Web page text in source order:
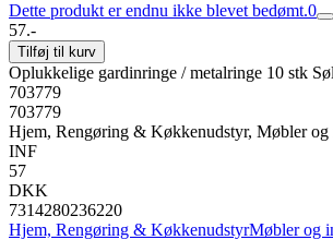
Dette produkt er endnu ikke blevet bedømt.0
57.-
Tilføj til kurv
Oplukkelige gardinringe / metalringe 10 stk
703779
703779
Hjem, Rengøring & Køkkenudstyr, Møbler og
INF
57
DKK
7314280236220
Hjem, Rengøring & KøkkenudstyrMøbler og